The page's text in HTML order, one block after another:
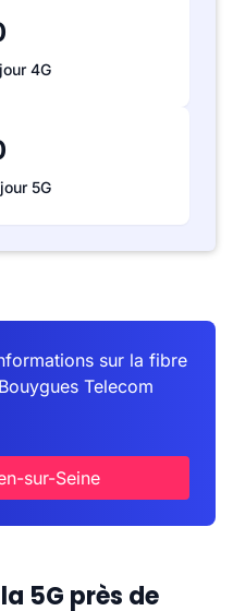
4G
5G
sur la fibre
Telecom
sur-Seine
5G près de